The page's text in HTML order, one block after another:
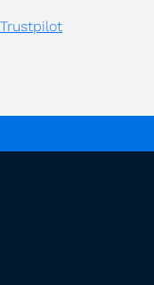
Trustpilot